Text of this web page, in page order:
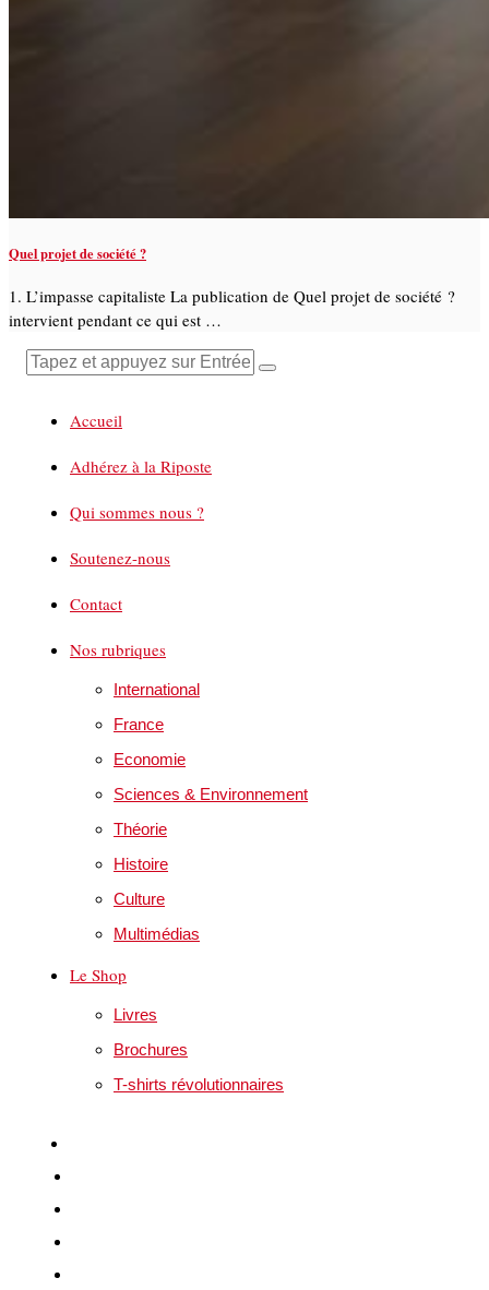
Quel projet de société ?
1. L’impasse capitaliste La publication de Quel projet de société ?
intervient pendant ce qui est …
Accueil
Adhérez à la Riposte
Qui sommes nous ?
Soutenez-nous
Contact
Nos rubriques
International
France
Economie
Sciences & Environnement
Théorie
Histoire
Culture
Multimédias
Le Shop
Livres
Brochures
T-shirts révolutionnaires